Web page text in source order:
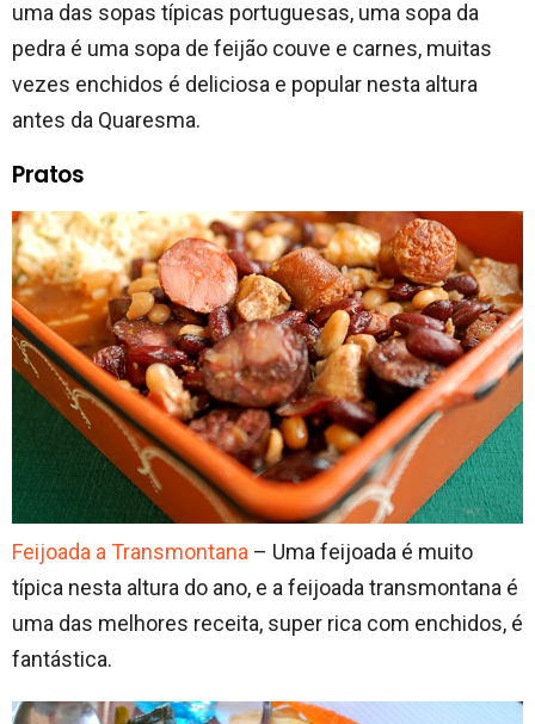
uma das sopas típicas portuguesas, uma sopa da
pedra é uma sopa de feijão couve e carnes, muitas
vezes enchidos é deliciosa e popular nesta altura
antes da Quaresma.
Pratos
Feijoada a Transmontana – Uma feijoada é muito
típica nesta altura do ano, e a feijoada transmontana é
uma das melhores receita, super rica com enchidos, é
fantástica.